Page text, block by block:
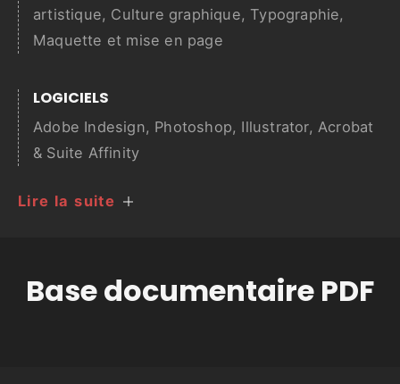
artistique, Culture graphique, Typographie,
Maquette et mise en page
LOGICIELS
Adobe Indesign, Photoshop, Illustrator, Acrobat
& Suite Affinity
Lire la suite
Base documentaire PDF